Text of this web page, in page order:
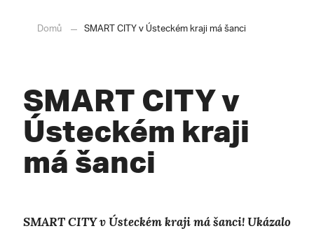
Domů SMART CITY v Ústeckém kraji má šanci
SMART CITY v
Ústeckém kraji
má šanci
SMART CITY v Ústeckém kraji má šanci! Ukázalo